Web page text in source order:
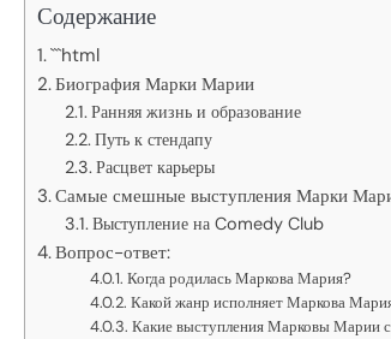
Содержание
```html
Биография Марки Марии
Ранняя жизнь и образование
Путь к стендапу
Расцвет карьеры
Самые смешные выступления Марки
Выступление на Comedy Club
Вопрос-ответ:
Когда родилась Маркова Мария?
Какой жанр исполняет Маркова
Какие выступления Марковы Марии